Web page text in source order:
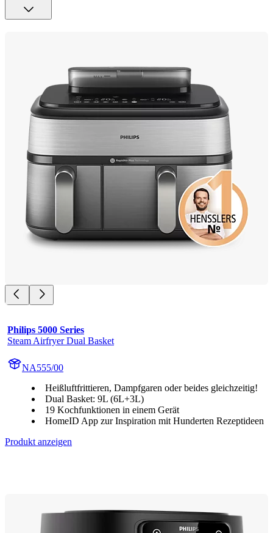
Philips 5000 Series
Steam Airfryer Dual Basket
NA555/00
Heißluftfrittieren, Dampfgaren oder beides gleichzeitig!
Dual Basket: 9L (6L+3L)
19 Kochfunktionen in einem Gerät
HomeID App zur Inspiration mit Hunderten Rezeptideen
Produkt anzeigen